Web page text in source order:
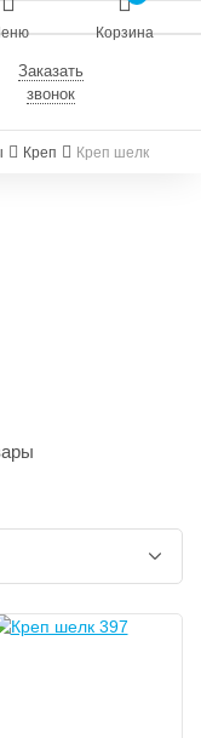
Корзина
Заказать
звонок
Креп Креп шелк